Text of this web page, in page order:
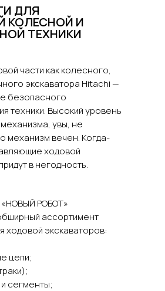
ДЛЯ
КОЛЕСНОЙ И
ТЕХНИКИ
части как колесного,
экскаватора Hitachi —
безопасного
техники. Высокий уровень
увы, не
механизм вечен. Когда-
ходовой
в негодность.
РОБОТ»
ассортимент
ходовой экскаваторов:
цепи;
сегменты;